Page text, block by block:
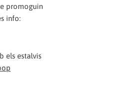
promoguin
info:
els estalvis